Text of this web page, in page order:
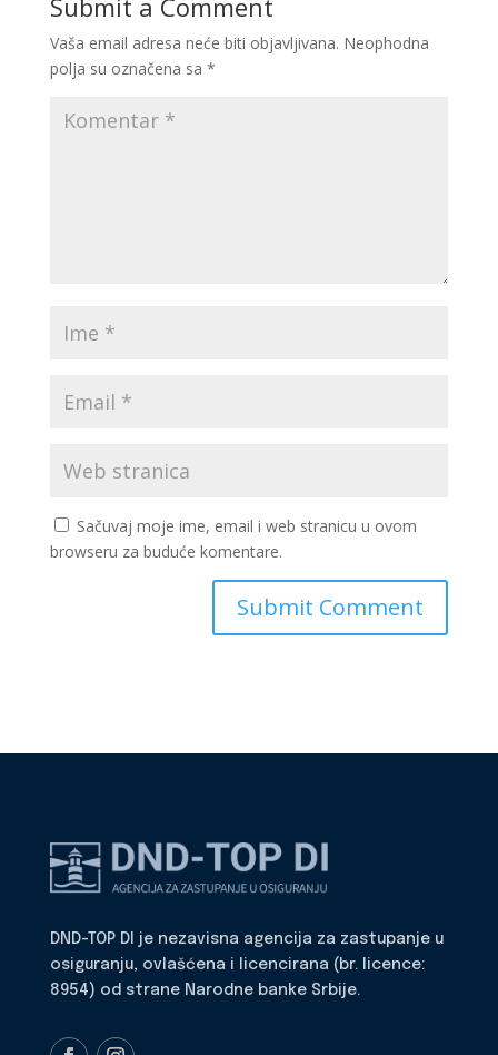
Vaša email adresa neće biti objavljivana. Neophodna
polja su označena sa *
Sačuvaj moje ime, email i web stranicu u ovom
browseru za buduće komentare.
DND-TOP DI je nezavisna agencija za zastupanje u
osiguranju, ovlašćena i licencirana (br. licence:
8954) od strane Narodne banke Srbije.